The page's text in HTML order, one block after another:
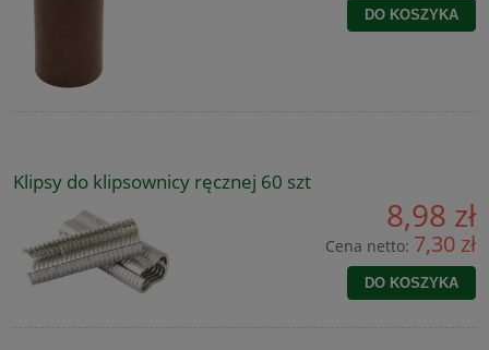
DO KOSZYKA
Klipsy do klipsownicy ręcznej 60 szt
8,98 zł
Cena netto: 7,30 zł
DO KOSZYKA